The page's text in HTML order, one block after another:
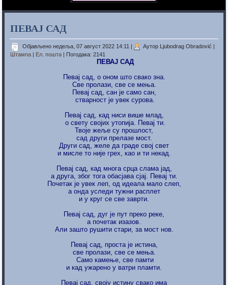
ПЕВАЈ САД
Објављено недеља, 07 август 2022 14:11 Аутор Ljubodrag Obradović
Штампа
Ел. пошта | Погодака: 2141
ПЕВАЈ САД
Певај сад, о оном што свако зна.
Све пролази, све се мења.
Певај сад, сан је само сан,
стварност је увек сурова.
Певај сад, кад ниси више млад,
о свету својих утопија. Певај ти.
Твоје жеље су прошлост,
сад други прелазе мост.
Други сад, желе да граде свој свет
и мисле то није грех, као и ти некад.
Певај сад, кад многа срца слама јад,
а друга, због тога обасјава сјај. Певај ти.
Почетак је увек леп, од идеала мало слеп,
а онда уследи тужни расплет
и у круг се све заврти.
Певај сад, дуг је пут преко реке,
а почетак изазов.
Али зашто рушити стари, за мост нов.
Певај сад, проста је истина,
све пролази, све се мења.
Само камење, све памти
и кад ужарено у ватри пламти.
Певај сад, своју истину свако има